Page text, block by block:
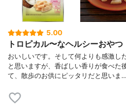
5.00
トロピカル〜なヘルシーおやつ
おいしいです。そして何よりも感激し
と思いますが、香ばしい香りが食べた
て、散歩のお供にピッタリだと思いま…